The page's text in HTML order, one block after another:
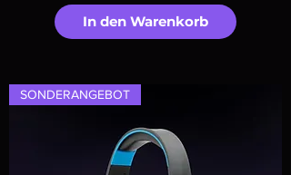
In den Warenkorb
SONDERANGEBOT